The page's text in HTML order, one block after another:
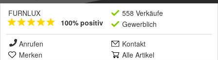
FURNLUX
100% positiv
558 Verkäufe
Gewerblich
Anrufen
Kontakt
Merken
Alle Artikel